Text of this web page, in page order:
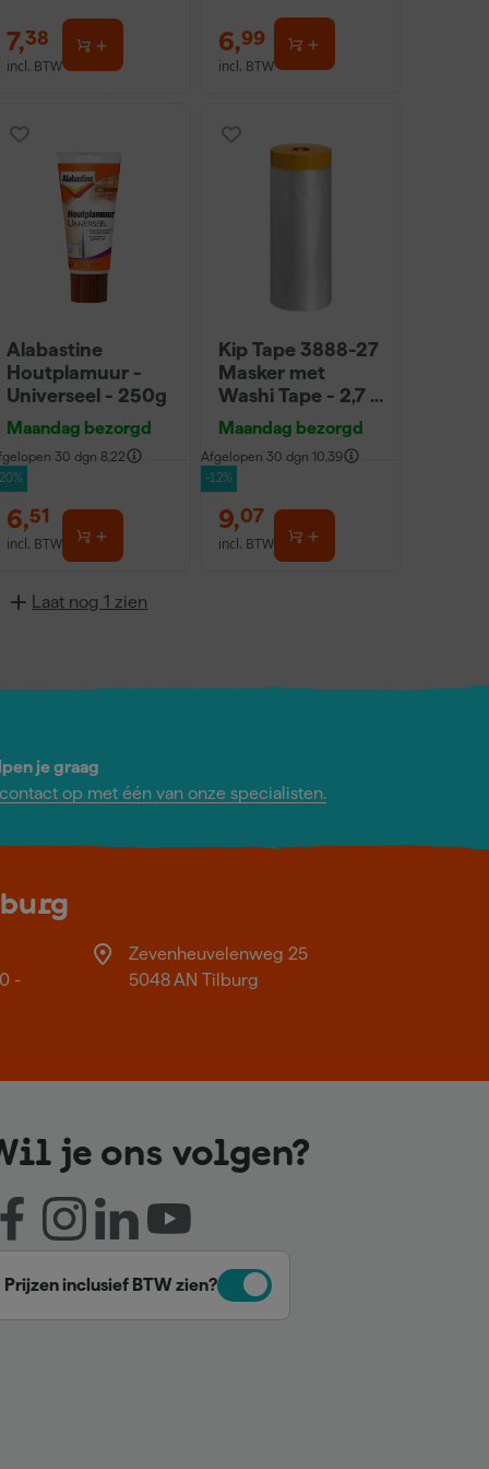
7,38
incl. BTW
6,99
incl. BTW
Alabastine
Houtplamuur -
Universeel - 250g
Maandag bezorgd
30 dgn 8,22
6,51
incl. BTW
Kip Tape 3888-27
Masker met
Washi Tape - 2,7 x
20m
Maandag bezorgd
Afgelopen 30 dgn 10,39
-12%
9,07
incl. BTW
Laat nog 1 zien
je graag
op met één van onze specialisten.
-
Zevenheuvelenweg 25
5048 AN Tilburg
je ons volgen?
Prijzen inclusief BTW zien?